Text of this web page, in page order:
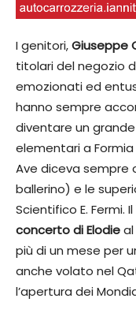
I genitori,Giuseppe
titolari del negozio
emozionati ed
hanno sempre
diventare un
elementari a
Ave diceva sempre
ballerino) e le
Scientifico E. Fermi.
concerto di Elodie
più di un mese per
anche volato nel
l’apertura dei